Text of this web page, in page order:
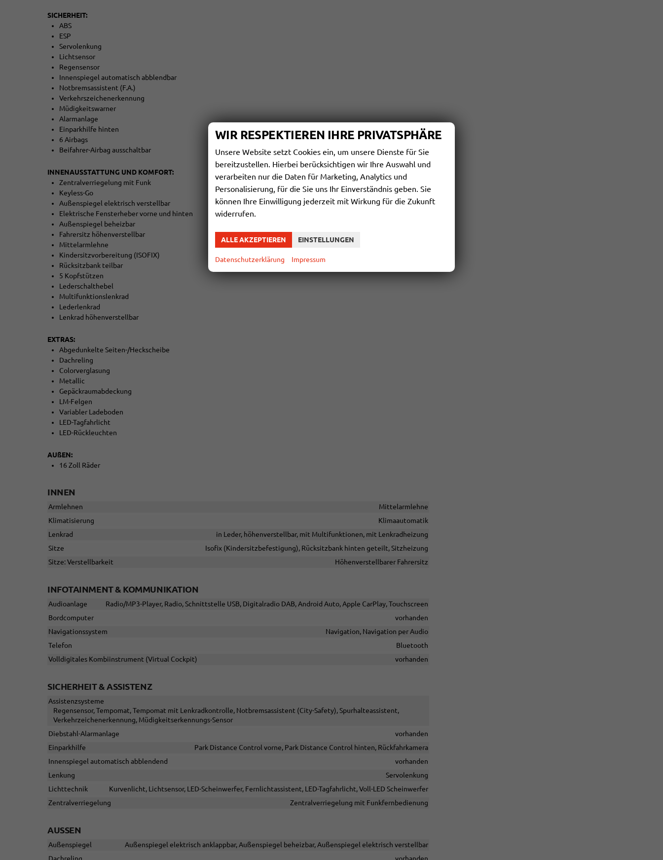
SICHERHEIT:
ABS
ESP
Servolenkung
Lichtsensor
Regensensor
Innenspiegel automatisch abblendbar
Notbremsassistent (F.A.)
Verkehrszeichenerkennung
Müdigkeitswarner
Alarmanlage
Einparkhilfe hinten
6 Airbags
Beifahrer-Airbag ausschaltbar
INNENAUSSTATTUNG UND KOMFORT:
Zentralverriegelung mit Funk
Keyless-Go
Außenspiegel elektrisch verstellbar
Elektrische Fensterheber vorne und hinten
Außenspiegel beheizbar
Fahrersitz höhenverstellbar
Mittelarmlehne
Kindersitzvorbereitung (ISOFIX)
Rücksitzbank teilbar
5 Kopfstützen
Lederschalthebel
Multifunktionslenkrad
Lederlenkrad
Lenkrad höhenverstellbar
EXTRAS:
Abgedunkelte Seiten-/Heckscheibe
Dachreling
Colorverglasung
Metallic
Gepäckraumabdeckung
LM-Felgen
Variabler Ladeboden
LED-Tagfahrlicht
LED-Rückleuchten
AUßEN:
16 Zoll Räder
INNEN
Armlehnen
Mittelarmlehne
Klimatisierung
Klimaautomatik
Lenkrad
in Leder, höhenverstellbar, mit Multifunktionen, mit Lenkradheizung
Sitze
Isofix (Kindersitzbefestigung), Rücksitzbank hinten geteilt, Sitzheizung
Sitze: Verstellbarkeit
Höhenverstellbarer Fahrersitz
INFOTAINMENT & KOMMUNIKATION
Audioanlage
Radio/MP3-Player, Radio, Schnittstelle USB, Digitalradio DAB, Android Auto, Apple CarPlay, Touchscreen
Bordcomputer
vorhanden
Navigationssystem
Navigation, Navigation per Audio
Telefon
Bluetooth
Volldigitales Kombiinstrument (Virtual Cockpit)
vorhanden
SICHERHEIT & ASSISTENZ
Assistenzsysteme
Regensensor, Tempomat, Tempomat mit Lenkradkontrolle, Notbremsassistent (City-Safety), Spurhalteassistent,
Verkehrzeichenerkennung, Müdigkeitserkennungs-Sensor
Diebstahl-Alarmanlage
vorhanden
Einparkhilfe
Park Distance Control vorne, Park Distance Control hinten, Rückfahrkamera
Innenspiegel automatisch abblendend
vorhanden
Lenkung
Servolenkung
Lichttechnik
Kurvenlicht, Lichtsensor, LED-Scheinwerfer, Fernlichtassistent, LED-Tagfahrlicht, Voll-LED Scheinwerfer
Zentralverriegelung
Zentralverriegelung mit Funkfernbedienung
AUSSEN
Außenspiegel
Außenspiegel elektrisch anklappbar, Außenspiegel beheizbar, Außenspiegel elektrisch verstellbar
WIR RESPEKTIEREN IHRE PRIVATSPHÄRE
Unsere Website setzt Cookies ein, um unsere Dienste für Sie
bereitzustellen. Hierbei berücksichtigen wir Ihre Auswahl und
verarbeiten nur die Daten für Marketing, Analytics und
Personalisierung, für die Sie uns Ihr Einverständnis geben. Sie
können Ihre Einwilligung jederzeit mit Wirkung für die Zukunft
widerrufen.
ALLE AKZEPTIEREN EINSTELLUNGEN
Datenschutzerklärung Impressum